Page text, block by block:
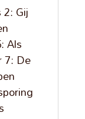
Gij
Als
7: De